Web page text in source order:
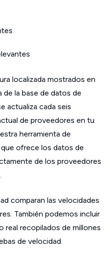
localizada mostrados en
la base de datos de
actualiza cada seis
de proveedores en tu
herramienta de
ofrece los datos de
de los proveedores
comparan las velocidades
También podemos incluir
real recopilados de millones
de velocidad.